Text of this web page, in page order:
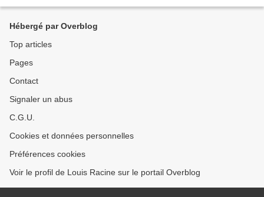
Hébergé par Overblog
Top articles
Pages
Contact
Signaler un abus
C.G.U.
Cookies et données personnelles
Préférences cookies
Voir le profil de Louis Racine sur le portail Overblog